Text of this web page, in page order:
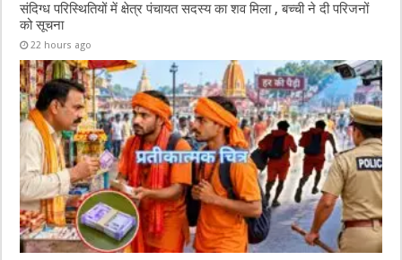
संदिग्ध परिस्थितियों में क्षेत्र पंचायत सदस्य का शव मिला , बच्ची ने दी परिजनों
को सूचना
22 hours ago